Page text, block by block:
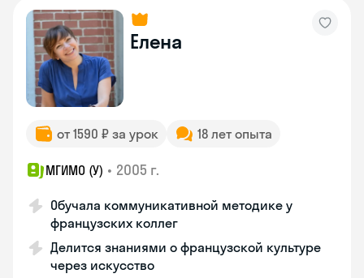
Елена
от 1590 ₽ за урок 18 лет опыта
МГИМО (У) • 2005 г.
Обучала коммуникативной методике у
французских коллег
Делится знаниями о французской культуре
через искусство